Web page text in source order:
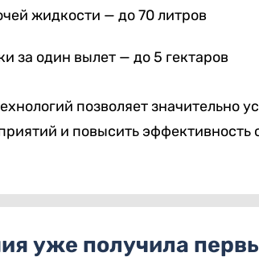
жидкости — до 70 литров
за один вылет — до 5 гектаров
позволяет значительно
и повысить эффективность
уже получила